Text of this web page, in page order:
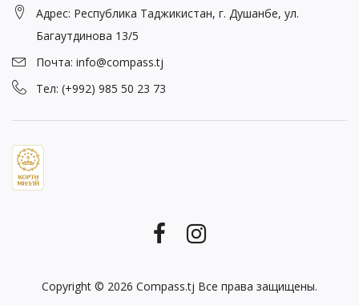
Адрес: Республика Таджикистан, г. Душанбе, ул.
Багаутдинова 13/5
Почта: info@compass.tj
Тел: (+992) 985 50 23 73
Copyright © 2026 Compass.tj Все права защищены.